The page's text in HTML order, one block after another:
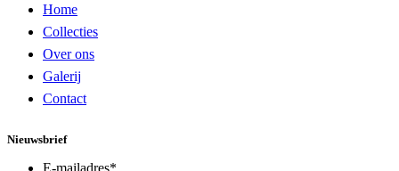
Home
Collecties
Over ons
Galerij
Contact
Nieuwsbrief
E-mailadres*